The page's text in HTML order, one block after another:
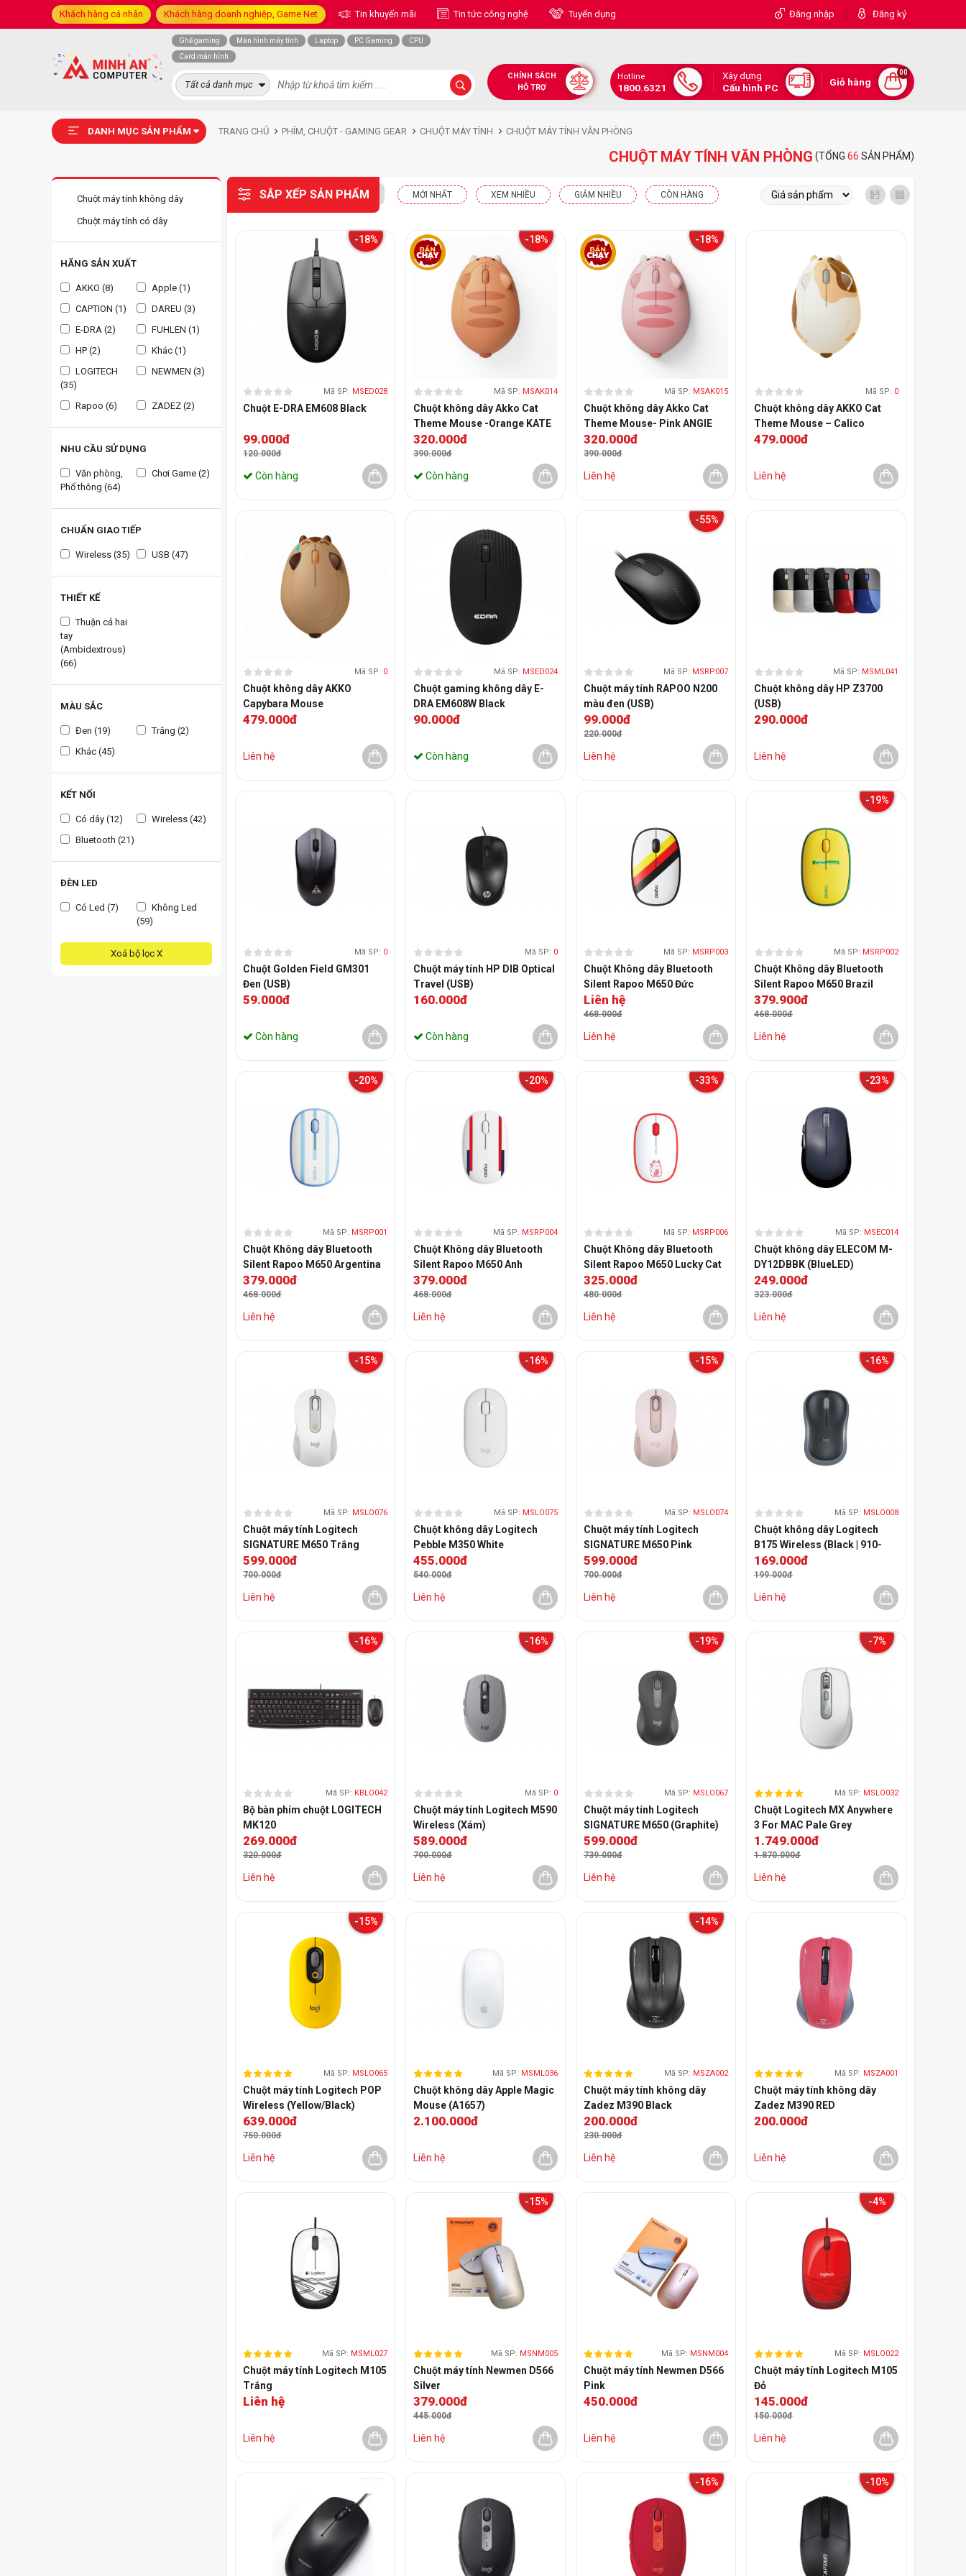
Khách hàng cá nhân Khách hàng doanh nghiệp, Game Net Tin khuyến mãi Tin tức công nghệ Tuyển dụng Đăng nhập | Đăng ký
Ghế gaming Màn hình máy tính Laptop PC Gaming
CPU
Card màn hình
Tất cả danh mục
CHÍNH SÁCH
HỖ TRỢ
Hotline
1800.6321
Xây dựng
Cấu hình PC
Giỏ hàng
00
DANH MỤC SẢN PHẨM TRANG CHỦ PHÍM, CHUỘT - GAMING GEAR CHUỘT MÁY TÍNH CHUỘT MÁY TÍNH VĂN PHÒNG
CHUỘT MÁY TÍNH VĂN PHÒNG (TỔNG 66 SẢN PHẨM)
Chuột máy tính không dây
Chuột máy tính có dây
HÃNG SẢN XUẤT
AKKO (8)
Apple (1)
CAPTION (1)
DAREU (3)
E-DRA (2)
FUHLEN (1)
HP (2)
Khác (1)
LOGITECH
(35)
NEWMEN (3)
Rapoo (6) ZADEZ (2)
NHU CẦU SỬ DỤNG
Văn phòng,
Phổ thông (64)
Chơi Game (2)
CHUẨN GIAO TIẾP
Wireless (35) USB (47)
THIẾT KẾ
Thuận cả hai
tay
(Ambidextrous)
(66)
MÀU SẮC
Đen (19)
Trắng (2)
Khác (45)
KẾT NỐI
Có dây (12)
Wireless (42)
Bluetooth (21)
ĐÈN LED
Có Led (7)
Không Led
(59)
Xoá bộ lọc X
SẮP XẾP SẢN PHẨM MỚI NHẤT XEM NHIỀU GIẢM NHIỀU CÒN HÀNG
-18%
Mã SP: MSED028
Chuột E-DRA EM608 Black
99.000đ
120.000đ
Còn hàng
-18%
Mã SP: MSAK014
Chuột không dây Akko Cat
Theme Mouse -Orange KATE
320.000đ
390.000đ
Còn hàng
-18%
Mã SP: MSAK015
Chuột không dây Akko Cat
Theme Mouse- Pink ANGIE
320.000đ
390.000đ
Liên hệ
Mã SP: 0
Chuột không dây AKKO Cat
Theme Mouse – Calico
479.000đ
Liên hệ
Mã SP: 0
Chuột không dây AKKO
Capybara Mouse
479.000đ
Liên hệ
Mã SP: MSED024
Chuột gaming không dây E-
DRA EM608W Black
90.000đ
Còn hàng
-55%
Mã SP: MSRP007
Chuột máy tính RAPOO N200
màu đen (USB)
99.000đ
220.000đ
Liên hệ
Mã SP: MSML041
Chuột không dây HP Z3700
(USB)
290.000đ
Liên hệ
Mã SP: 0
Chuột Golden Field GM301
Đen (USB)
59.000đ
Còn hàng
Mã SP: 0
Chuột máy tính HP DIB Optical
Travel (USB)
160.000đ
Còn hàng
Mã SP: MSRP003
Chuột Không dây Bluetooth
Silent Rapoo M650 Đức
Liên hệ
468.000đ
Liên hệ
-19%
Mã SP: MSRP002
Chuột Không dây Bluetooth
Silent Rapoo M650 Brazil
379.900đ
468.000đ
Liên hệ
-20%
Mã SP: MSRP001
Chuột Không dây Bluetooth
Silent Rapoo M650 Argentina
379.000đ
468.000đ
Liên hệ
-20%
Mã SP: MSRP004
Chuột Không dây Bluetooth
Silent Rapoo M650 Anh
379.000đ
468.000đ
Liên hệ
-33%
Mã SP: MSRP006
Chuột Không dây Bluetooth
Silent Rapoo M650 Lucky Cat
325.000đ
480.000đ
Liên hệ
-23%
Mã SP: MSEC014
Chuột không dây ELECOM M-
DY12DBBK (BlueLED)
249.000đ
323.000đ
Liên hệ
-15%
Mã SP: MSLO076
Chuột máy tính Logitech
SIGNATURE M650 Trắng
599.000đ
700.000đ
Liên hệ
-16%
Mã SP: MSLO075
Chuột không dây Logitech
Pebble M350 White
455.000đ
540.000đ
Liên hệ
-15%
Mã SP: MSLO074
Chuột máy tính Logitech
SIGNATURE M650 Pink
599.000đ
700.000đ
Liên hệ
-16%
Mã SP: MSLO008
Chuột không dây Logitech
B175 Wireless (Black | 910-
002635)
169.000đ
199.000đ
Liên hệ
-16%
Mã SP: KBLO042
Bộ bàn phím chuột LOGITECH
MK120
269.000đ
320.000đ
Liên hệ
-16%
Mã SP: 0
Chuột máy tính Logitech M590
Wireless (Xám)
589.000đ
700.000đ
Liên hệ
-19%
Mã SP: MSLO067
Chuột máy tính Logitech
SIGNATURE M650 (Graphite)
599.000đ
739.000đ
Liên hệ
-7%
Mã SP: MSLO032
Chuột Logitech MX Anywhere
3 For MAC Pale Grey
1.749.000đ
1.870.000đ
Liên hệ
-15%
Mã SP: MSLO065
Chuột máy tính Logitech POP
Wireless (Yellow/Black)
639.000đ
750.000đ
Liên hệ
Mã SP: MSML036
Chuột không dây Apple Magic
Mouse (A1657)
2.100.000đ
Liên hệ
-14%
Mã SP: MSZA002
Chuột máy tính không dây
Zadez M390 Black
200.000đ
230.000đ
Liên hệ
Mã SP: MSZA001
Chuột máy tính không dây
Zadez M390 RED
200.000đ
Liên hệ
Mã SP: MSML027
Chuột máy tính Logitech M105
Trắng
Liên hệ
Liên hệ
-15%
Mã SP: MSNM005
Chuột máy tính Newmen D566
Silver
379.000đ
445.000đ
Liên hệ
Mã SP: MSNM004
Chuột máy tính Newmen D566
Pink
450.000đ
Liên hệ
-4%
Mã SP: MSLO022
Chuột máy tính Logitech M105
Đỏ
145.000đ
150.000đ
Liên hệ
-16% -10%